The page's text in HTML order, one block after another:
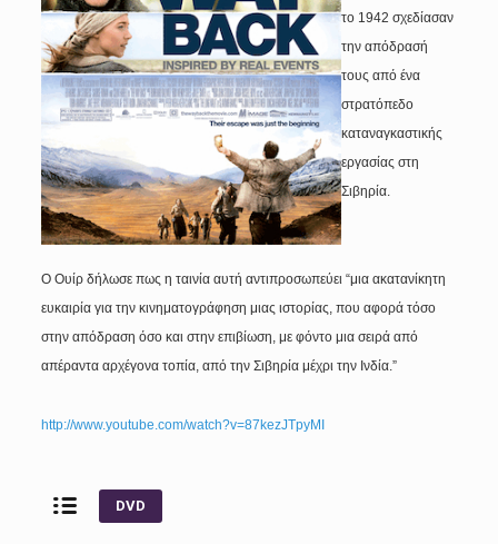
το 1942 σχεδίασαν
την απόδρασή
τους από ένα
στρατόπεδο
καταναγκαστικής
εργασίας στη
Σιβηρία.
Ο Ουίρ δήλωσε πως η ταινία αυτή αντιπροσωπεύει “μια ακατανίκητη
ευκαιρία για την κινηματογράφηση μιας ιστορίας, που αφορά τόσο
στην απόδραση όσο και στην επιβίωση, με φόντο μια σειρά από
απέραντα αρχέγονα τοπία, από την Σιβηρία μέχρι την Ινδία.”
http://www.youtube.com/watch?v=87kezJTpyMI
DVD